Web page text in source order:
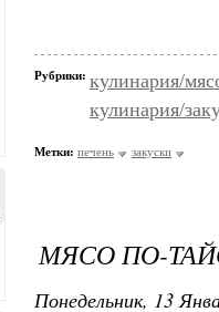
Рубрики: кулинария/
кулинария/
Метки: печень закуски
МЯСО ПО-
Понедельник, 13